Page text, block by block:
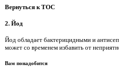
Вернуться к TOC
2. Йод
Йод обладает бактерицидными и
может со временем избавить от
Вам понадобится